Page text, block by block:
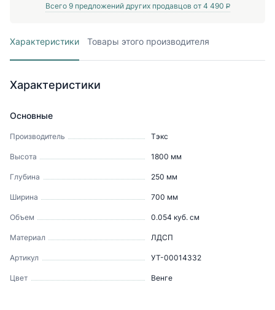
Всего 9предложений других продавцов от 4 490 P
Характеристики Товары этого производителя
Характеристики
Основные
Производитель Тэкс
Высота 1800 мм
Глубина 250 мм
Ширина 700 мм
Объем 0.054 куб. см
Материал ЛДСП
Артикул УТ-00014332
Цвет Венге